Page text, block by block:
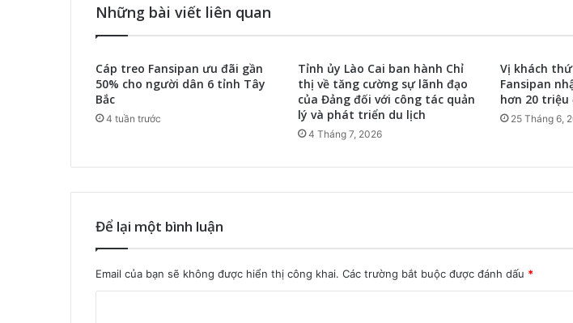
Những bài viết liên quan
Cáp treo Fansipan ưu đãi gần
50% cho người dân 6 tỉnh Tây
Bắc
4 tuần trước
Tỉnh ủy Lào Cai ban hành Chỉ
thị về tăng cường sự lãnh đạo
của Đảng đối với công tác quản
lý và phát triển du lịch
4 Tháng 7, 2026
Vị khách
Fansipan
hơn 20 triệu
25 Tháng 6,
Để lại một bình luận
Email của bạn sẽ không được hiển thị công khai. Các trường bắt buộc được đánh dấu *